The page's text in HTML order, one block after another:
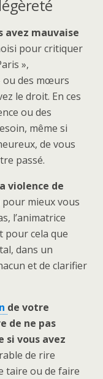
avez mauvaise
pour critiquer
»,
ou des mœurs
le droit. En ces
ou des
même si
de vous
passé.
violence de
mieux vous
l’animatrice
pour cela que
dans un
et de clarifier
de votre
de ne pas
si vous avez
de rire
taire ou de faire